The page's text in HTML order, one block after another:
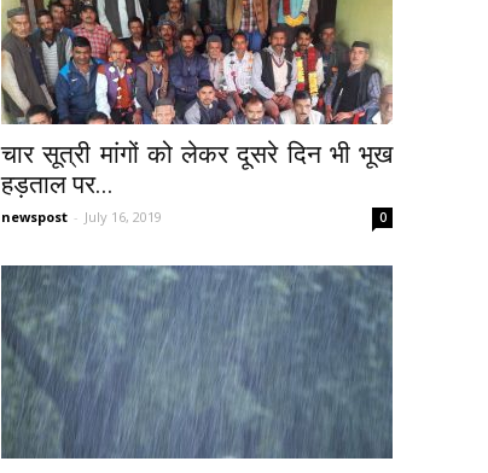
चार सूत्री मांगों को लेकर दूसरे दिन भी भूख
हड़ताल पर...
newspost - July 16, 2019 0